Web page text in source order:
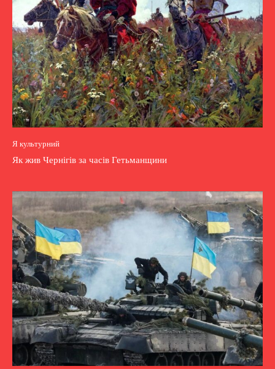
Я культурний
Як жив Чернігів за часів Гетьманщини